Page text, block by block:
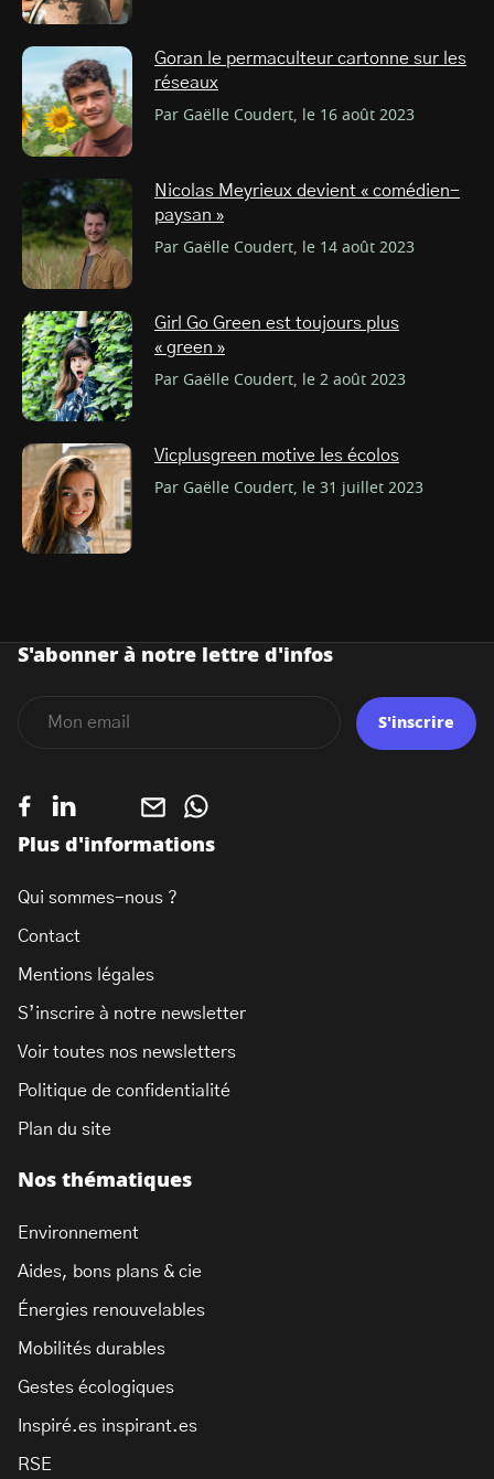
Goran le permaculteur cartonne sur les
réseaux
Par Gaëlle Coudert, le 16 août 2023
Nicolas Meyrieux devient « comédien-
paysan »
Par Gaëlle Coudert, le 14 août 2023
Girl Go Green est toujours plus
« green »
Par Gaëlle Coudert, le 2 août 2023
Vicplusgreen motive les écolos
Par Gaëlle Coudert, le 31 juillet 2023
Nos thématiques
Environnement
Aides, bons plans & cie
Énergies renouvelables
Mobilités durables
Gestes écologiques
Inspiré.es inspirant.es
RSE
Plus d'informations
Qui sommes-nous ?
Contact
Mentions légales
S’inscrire à notre newsletter
Voir toutes nos newsletters
Politique de confidentialité
Plan du site
S'abonner à notre lettre d'infos
S'inscrire